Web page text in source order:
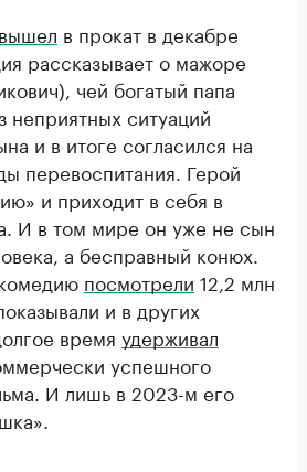
вышел в прокат в декабре
рассказывает о мажоре
чей богатый папа
неприятных ситуаций
и в итоге согласился на
перевоспитания. Герой
и приходит в себя в
И в том мире он уже не сын
а бесправный конюх.
посмотрели 12,2 млн
и в других
время удерживал
успешного
И лишь в 2023-м его